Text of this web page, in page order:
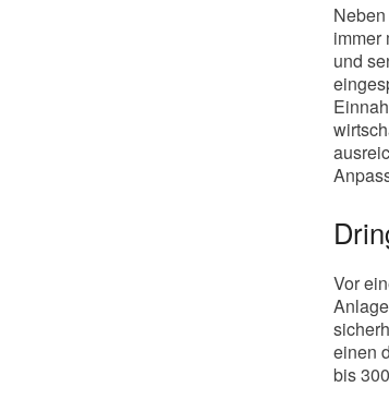
immer
und
Vor
einen
bis